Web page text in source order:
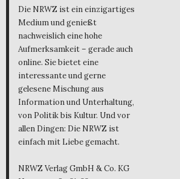
Die NRWZ ist ein einzigartiges
Medium und genießt
nachweislich eine hohe
Aufmerksamkeit – gerade auch
online. Sie bietet eine
interessante und gerne
gelesene Mischung aus
Information und Unterhaltung,
von Politik bis Kultur. Und vor
allen Dingen: Die NRWZ ist
einfach mit Liebe gemacht.
NRWZ Verlag GmbH & Co. KG